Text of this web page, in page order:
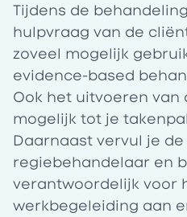
Tijdens de
hulpvraag van de
zoveel mogelijk
evidence-based
Ook het uitvoeren van
mogelijk tot je
Daarnaast vervul je
regiebehandelaar en
verantwoordelijk voor
werkbegeleiding aan